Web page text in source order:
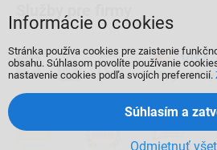
Služby pre firmy
  
Informácie o cookies
Stránka používa cookies pre zaistenie
obsahu. Súhlasom povolíte používanie
nastavenie cookies podľa svojích preferencií.
Odmietnuť
Súhlasím a